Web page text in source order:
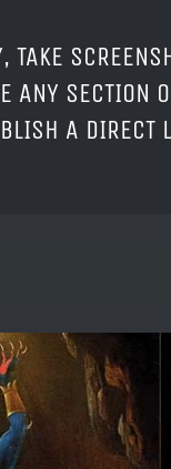
TAKE
ANY SECTION
A